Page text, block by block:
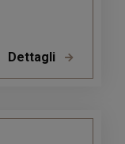
Dettagli